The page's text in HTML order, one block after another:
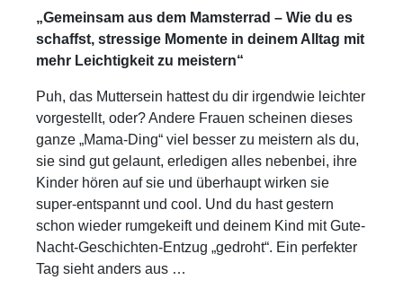
„Gemeinsam aus dem Mamsterrad – Wie du es
schaffst, stressige Momente in deinem Alltag mit
mehr Leichtigkeit zu meistern“
Puh, das Muttersein hattest du dir irgendwie leichter
vorgestellt, oder? Andere Frauen scheinen dieses
ganze „Mama-Ding“ viel besser zu meistern als du,
sie sind gut gelaunt, erledigen alles nebenbei, ihre
Kinder hören auf sie und überhaupt wirken sie
super-entspannt und cool. Und du hast gestern
schon wieder rumgekeift und deinem Kind mit Gute-
Nacht-Geschichten-Entzug „gedroht“. Ein perfekter
Tag sieht anders aus …